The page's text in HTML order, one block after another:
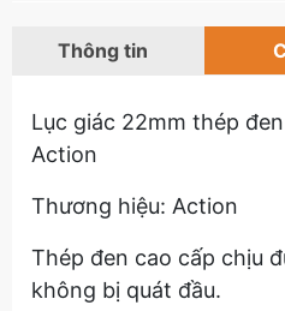
Thông tin
Lục giác 22mm thép
Action
Thương hiệu: Action
Thép đen cao cấp chịu
không bị quát đầu.